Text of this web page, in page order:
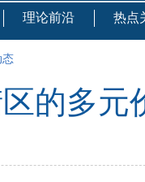
理论前沿 热点
态
的多元